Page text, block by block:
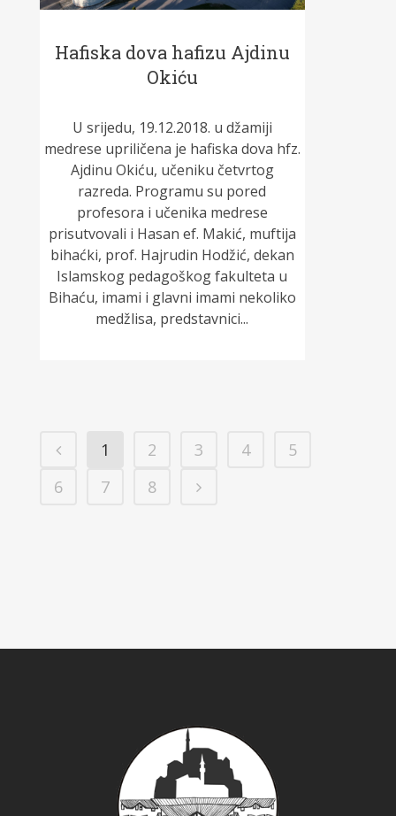
Hafiska dova hafizu Ajdinu
Okiću
U srijedu, 19.12.2018. u džamiji
medrese upriličena je hafiska dova hfz.
Ajdinu Okiću, učeniku četvrtog
razreda. Programu su pored
profesora i učenika medrese
prisutvovali i Hasan ef. Makić, muftija
bihaćki, prof. Hajrudin Hodžić, dekan
Islamskog pedagoškog fakulteta u
Bihaću, imami i glavni imami nekoliko
medžlisa, predstavnici...
1 2 3 4
5
6
7 8